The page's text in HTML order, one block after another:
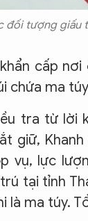
đối tượng giấu
cấp
chứa ma
tra từ lời
giữ,
vụ, lực
tại tỉnh
là ma túy.